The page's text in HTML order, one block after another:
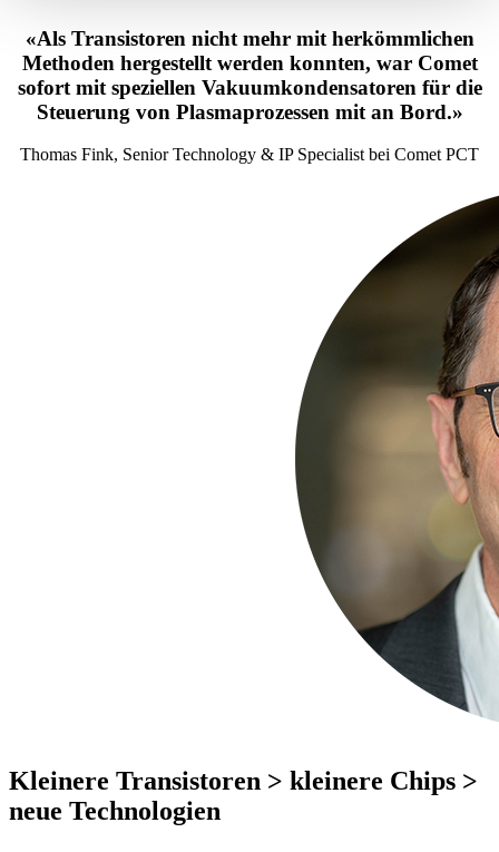
«Als Transistoren nicht mehr mit herkömmlichen
Methoden hergestellt werden konnten, war Comet
sofort mit speziellen Vakuumkondensatoren für die
Steuerung von Plasmaprozessen mit an Bord.»
Thomas Fink, Senior Technology & IP Specialist bei Comet PCT
Kleinere Transistoren > kleinere Chips >
neue Technologien